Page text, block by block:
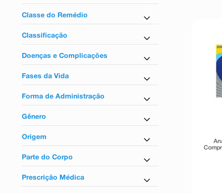
Anti-Inflamatório
Classe do Remédio
Analgésicos
Anti-inflamatórios
Classificação
Sem tarja
Doenças e Complicações
Para dor
Para inflamação
Fases da Vida
Para adultos
Forma de Administração
Uso oral
Gênero
Unissex
Origem
Nacional
Parte do Corpo
Para o sistema nervoso
Prescrição Médica